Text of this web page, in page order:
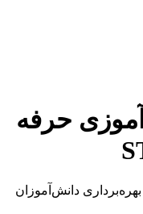
حرفه
دانش‌آموزان